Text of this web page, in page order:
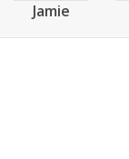
Jamie